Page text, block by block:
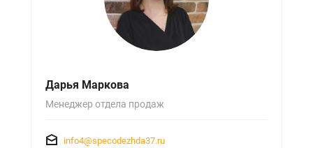
Дарья Маркова
Менеджер отдела продаж
info4@specodezhda37.ru